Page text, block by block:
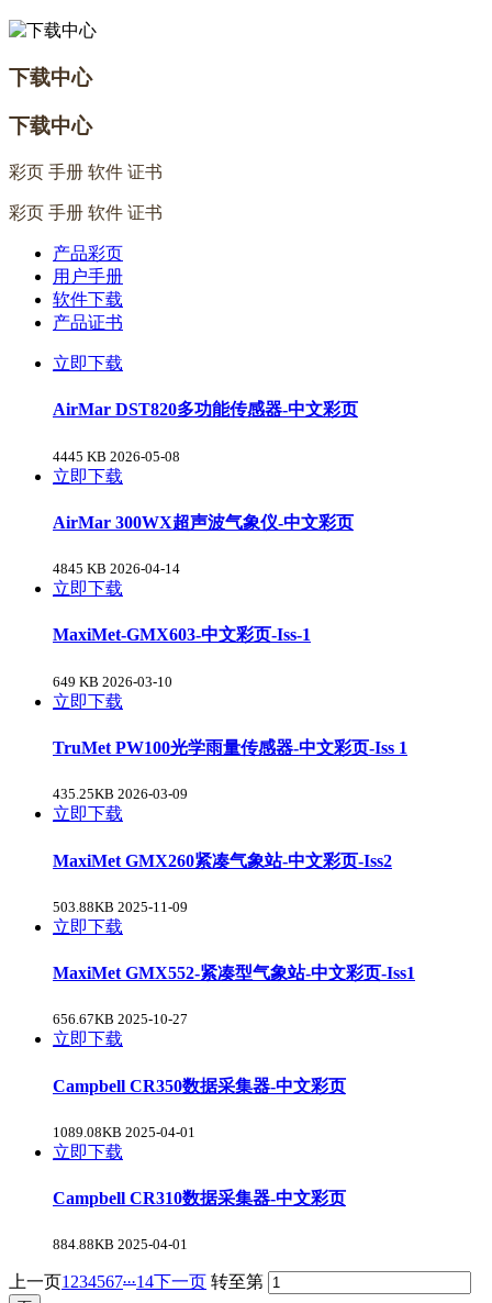
下载中心
下载中心
彩页 手册 软件 证书
彩页 手册 软件 证书
产品彩页
用户手册
软件下载
产品证书
立即下载
AirMar DST820多功能传感器-中文彩页
4445 KB 2026-05-08
立即下载
AirMar 300WX超声波气象仪-中文彩页
4845 KB 2026-04-14
立即下载
MaxiMet-GMX603-中文彩页-Iss-1
649 KB 2026-03-10
立即下载
TruMet PW100光学雨量传感器-中文彩页-Iss 1
435.25KB 2026-03-09
立即下载
MaxiMet GMX260紧凑气象站-中文彩页-Iss2
503.88KB 2025-11-09
立即下载
MaxiMet GMX552-紧凑型气象站-中文彩页-Iss1
656.67KB 2025-10-27
立即下载
Campbell CR350数据采集器-中文彩页
1089.08KB 2025-04-01
立即下载
Campbell CR310数据采集器-中文彩页
884.88KB 2025-04-01
上一页1234567...14下一页 转至第